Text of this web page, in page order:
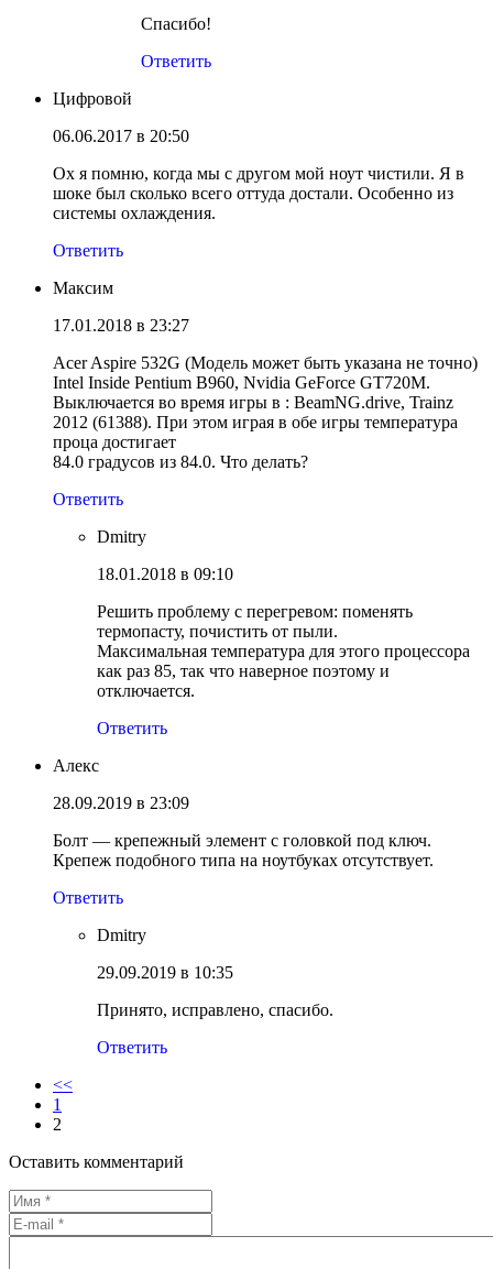
Спасибо!
Ответить
Цифровой
06.06.2017 в 20:50
Ох я помню, когда мы с другом мой ноут чистили. Я в
шоке был сколько всего оттуда достали. Особенно из
системы охлаждения.
Ответить
Максим
17.01.2018 в 23:27
Acer Aspire 532G (Модель может быть указана не точно)
Intel Inside Pentium B960, Nvidia GeForce GT720M.
Выключается во время игры в : BeamNG.drive, Trainz
2012 (61388). При этом играя в обе игры температура
проца достигает
84.0 градусов из 84.0. Что делать?
Ответить
Dmitry
18.01.2018 в 09:10
Решить проблему с перегревом: поменять
термопасту, почистить от пыли.
Максимальная температура для этого процессора
как раз 85, так что наверное поэтому и
отключается.
Ответить
Алекс
28.09.2019 в 23:09
Болт — крепежный элемент с головкой под ключ.
Крепеж подобного типа на ноутбуках отсутствует.
Ответить
Dmitry
29.09.2019 в 10:35
Принято, исправлено, спасибо.
Ответить
<<
1
2
Оставить комментарий